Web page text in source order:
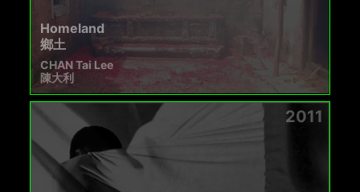
Homeland
鄉土
CHAN Tai Lee
陳大利
2011